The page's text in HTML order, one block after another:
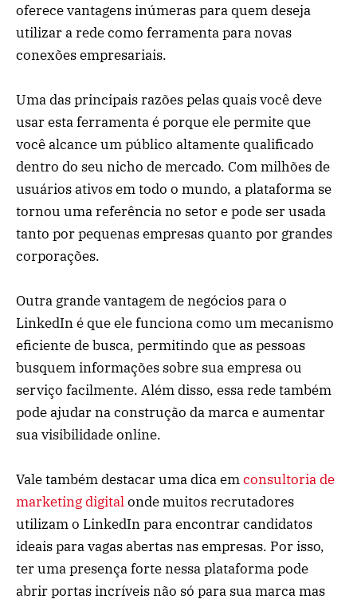
oferece vantagens inúmeras para quem deseja
utilizar a rede como ferramenta para novas
conexões empresariais.
Uma das principais razões pelas quais você deve
usar esta ferramenta é porque ele permite que
você alcance um público altamente qualificado
dentro do seu nicho de mercado. Com milhões de
usuários ativos em todo o mundo, a plataforma se
tornou uma referência no setor e pode ser usada
tanto por pequenas empresas quanto por grandes
corporações.
Outra grande vantagem de negócios para o
LinkedIn é que ele funciona como um mecanismo
eficiente de busca, permitindo que as pessoas
busquem informações sobre sua empresa ou
serviço facilmente. Além disso, essa rede também
pode ajudar na construção da marca e aumentar
sua visibilidade online.
Vale também destacar uma dica emconsultoria de
marketing digitalonde muitos recrutadores
utilizam o LinkedIn para encontrar candidatos
ideais para vagas abertas nas empresas. Por isso,
ter uma presença forte nessa plataforma pode
abrir portas incríveis não só para sua marca mas